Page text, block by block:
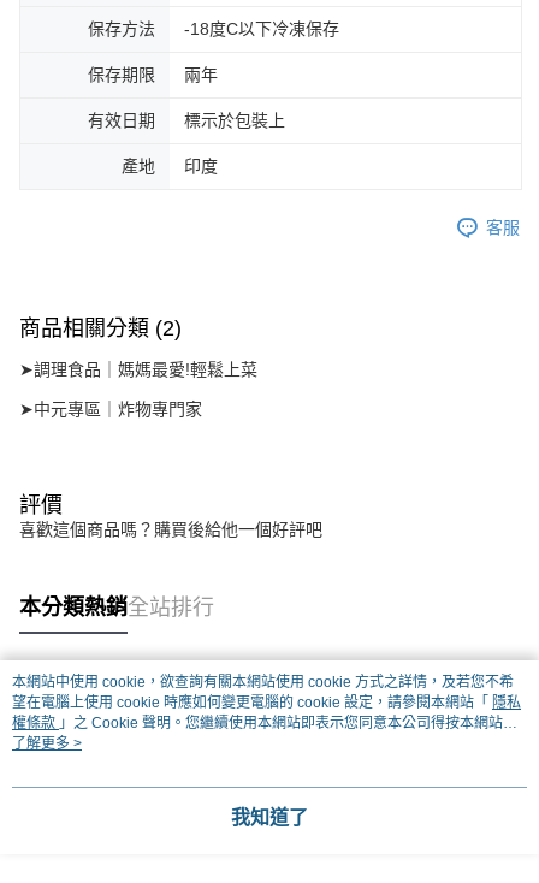
保存方法 -18度C以下冷凍保存
保存期限 兩年
有效日期 標示於包裝上
產地 印度
客服
商品相關分類 (2)
➤調理食品｜媽媽最愛!輕鬆上菜
➤中元專區｜炸物專門家
評價
喜歡這個商品嗎？購買後給他一個好評吧
本分類熱銷全站排行
熱門標籤
本網站中使用 cookie，欲查詢有關本網站使用 cookie 方式之詳情，及若您不希
望在電腦上使用 cookie 時應如何變更電腦的 cookie 設定，請參閱本網站「 隱私
權條款 」之 Cookie 聲明。您繼續使用本網站即表示您同意本公司得按本網站使
用條款之 Cookie 聲明使用 cookie。
了解更多 >
我知道了